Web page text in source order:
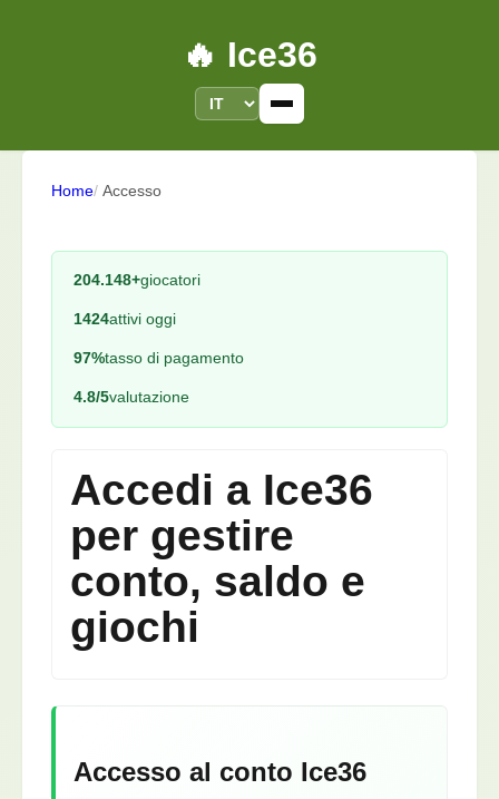
🔥 Ice36
Home Accesso
204.148+giocatori
1424attivi oggi
97%tasso di pagamento
4.8/5valutazione
Accedi a Ice36
per gestire
conto, saldo e
giochi
Accesso al conto Ice36